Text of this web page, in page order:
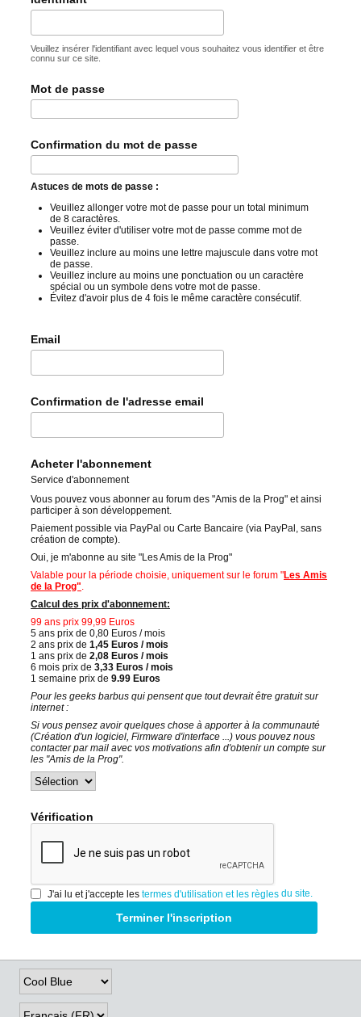
Veuillez insérer l'identifiant avec lequel vous souhaitez vous identifier et être
connu sur ce site.
Mot de passe
Confirmation du mot de passe
Astuces de mots de passe :
Veuillez allonger votre mot de passe pour un total minimum
de 8 caractères.
Veuillez éviter d'utiliser votre mot de passe comme mot de
passe.
Veuillez inclure au moins une lettre majuscule dans votre mot
de passe.
Veuillez inclure au moins une ponctuation ou un caractère
spécial ou un symbole dens votre mot de passe.
Évitez d'avoir plus de 4 fois le même caractère consécutif.
Email
Confirmation de l'adresse email
Acheter l'abonnement
Service d'abonnement
Vous pouvez vous abonner au forum des "Amis de la Prog" et ainsi
participer à son développement.
Paiement possible via PayPal ou Carte Bancaire (via PayPal, sans
création de compte).
Oui, je m'abonne au site "Les Amis de la Prog"
Valable pour la période choisie, uniquement sur le forum "Les Amis
de la Prog".
Calcul des prix d'abonnement:
99 ans prix 99,99 Euros
5 ans prix de 0,80 Euros / mois
2 ans prix de 1,45 Euros / mois
1 ans prix de 2,08 Euros / mois
6 mois prix de 3,33 Euros / mois
1 semaine prix de 9.99 Euros
Pour les geeks barbus qui pensent que tout devrait être gratuit sur
internet :
Si vous pensez avoir quelques chose à apporter à la communauté
(Création d'un logiciel, Firmware d'interface ...) vous pouvez nous
contacter par mail avec vos motivations afin d'obtenir un compte sur
les "Amis de la Prog".
Vérification
J'ai lu et j'accepte les termes d'utilisation et les règles du site.
Terminer l'inscription